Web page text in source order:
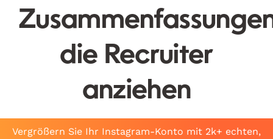
Andere
Warenkorb
die Recruiter
anziehen
Vergrößern Sie Ihr Instagram-Konto mit 2k+ echten,